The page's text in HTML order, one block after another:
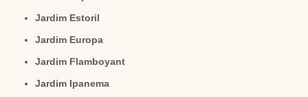
Jardim Estoril
Jardim Europa
Jardim Flamboyant
Jardim Ipanema